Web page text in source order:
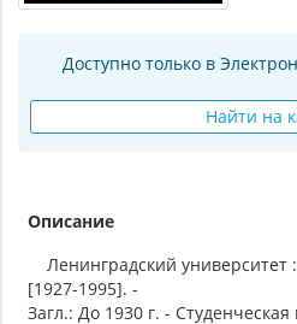
Доступно только в
Найти на
Описание
Ленинградский университет
[1927-1995]. -
Загл.: До 1930 г. -